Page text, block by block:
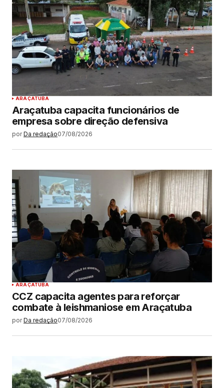
ARAÇATUBA
Araçatuba capacita funcionários de
empresa sobre direção defensiva
por Da redação07/08/2026
ARAÇATUBA
CCZ capacita agentes para reforçar
combate à leishmaniose em Araçatuba
por Da redação07/08/2026